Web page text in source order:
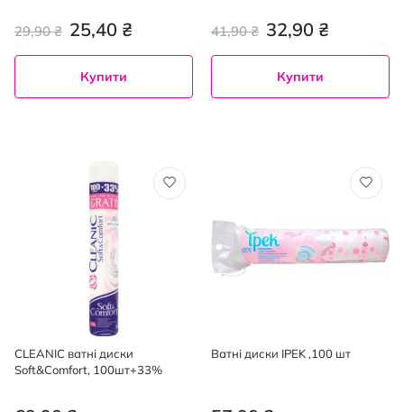
25,40 ₴
29,90 ₴
Купити
32,90 ₴
41,90 ₴
Купити
CLEANIC ватнi диски
Soft&Comfort, 100шт+33%
Ватні диски IPEK ,100 шт